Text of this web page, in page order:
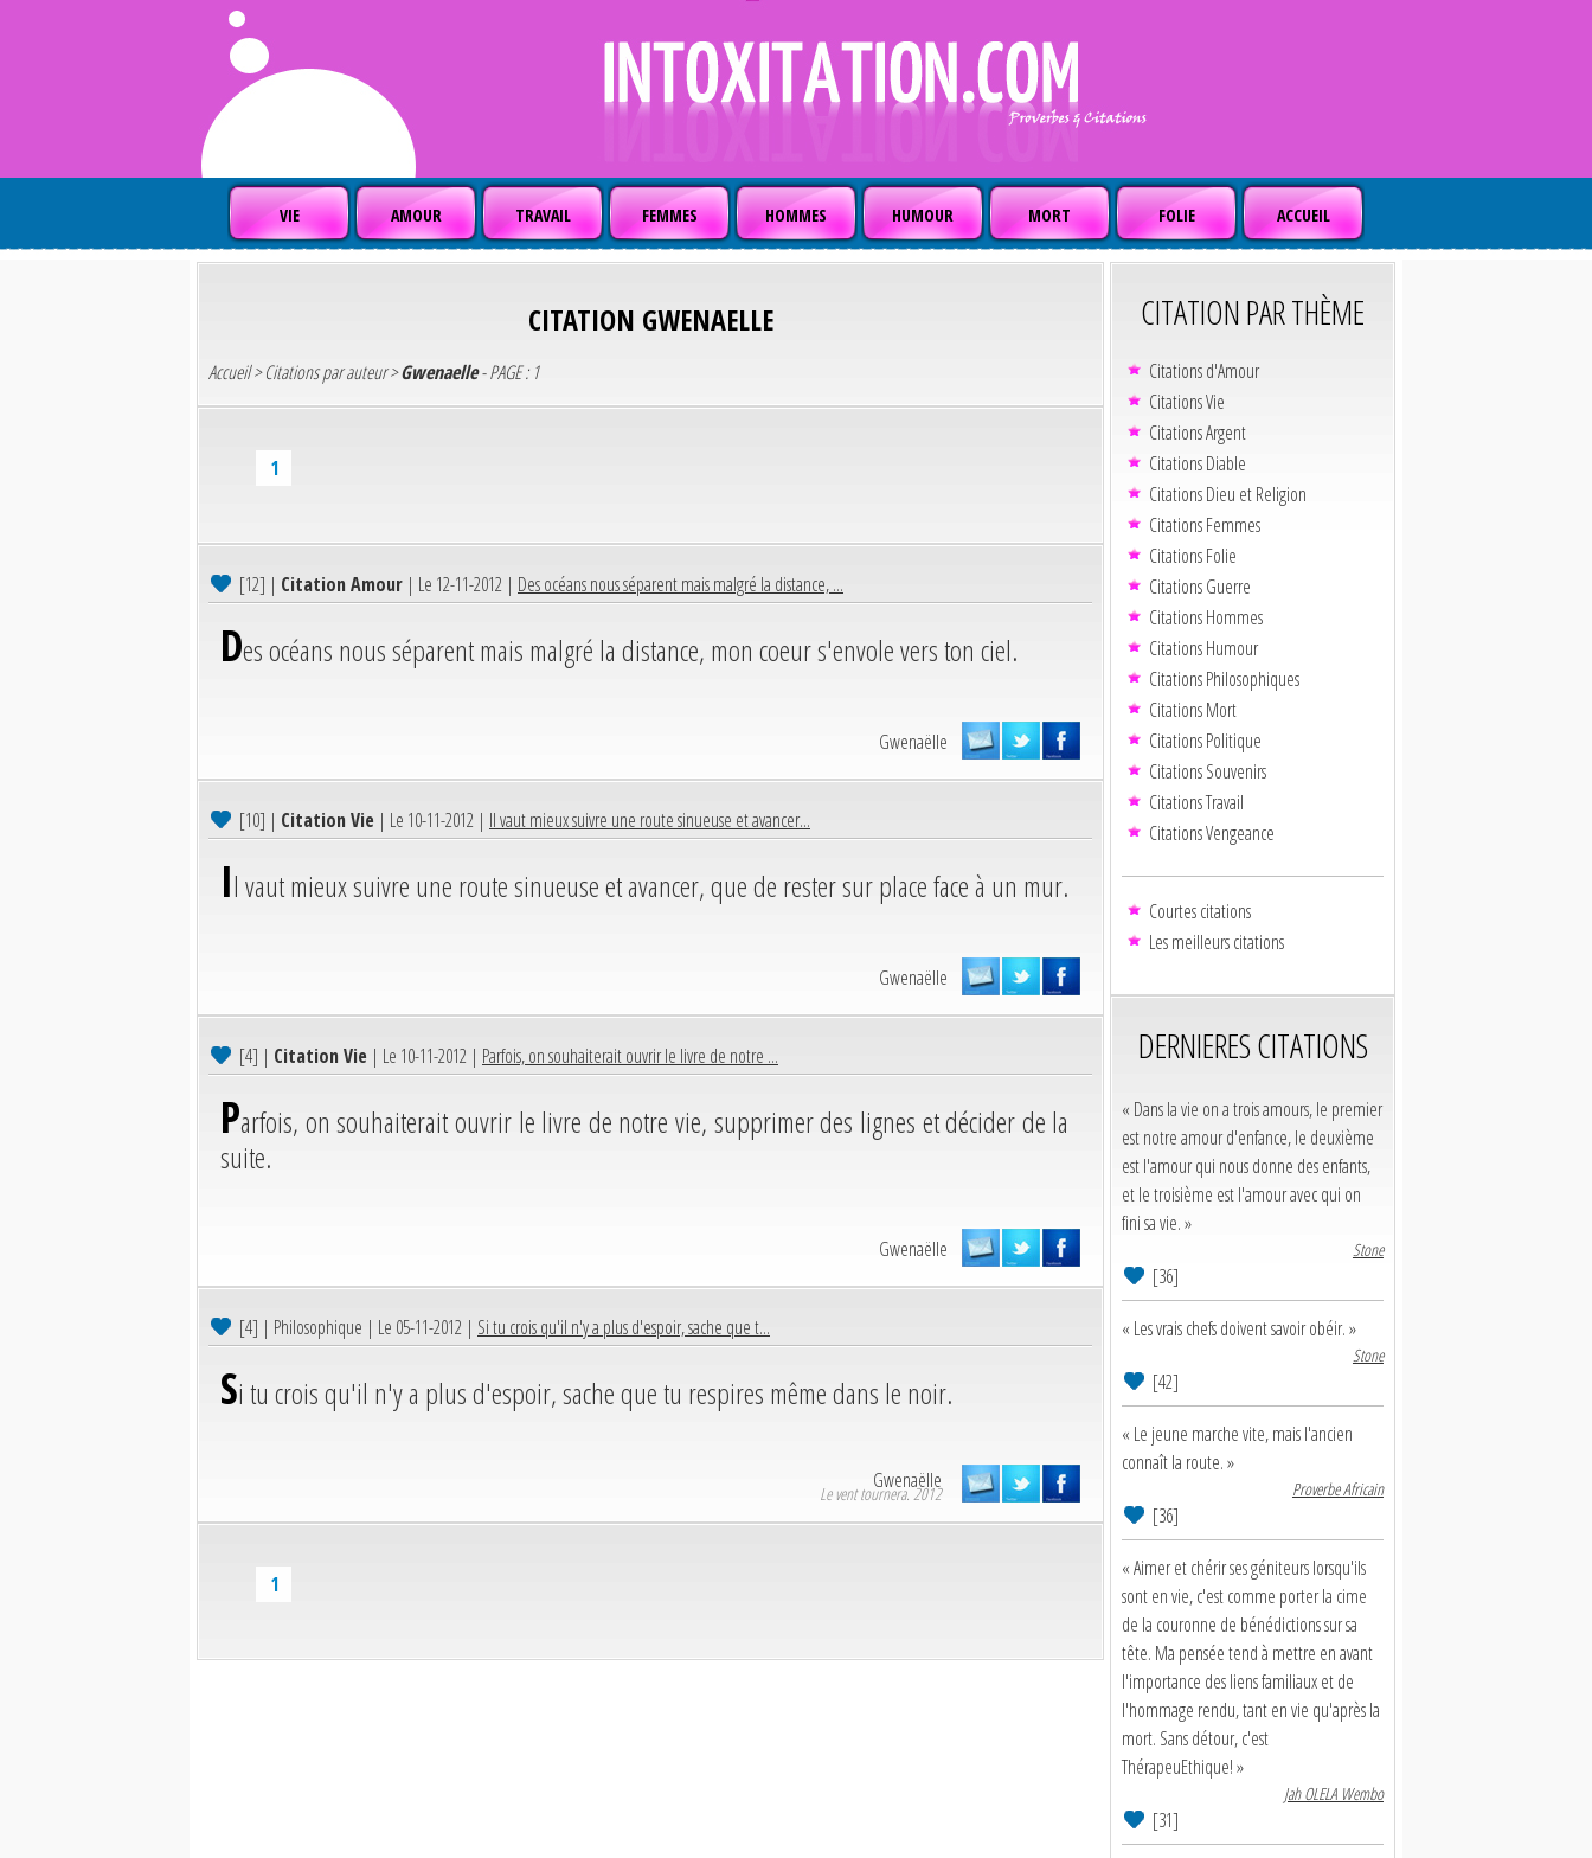
VIE AMOUR TRAVAIL FEMMES HOMMES HUMOUR MORT FOLIE ACCUEIL
CITATION GWENAELLE
Accueil>Citations par auteur>Gwenaelle- PAGE : 1
1
[12] | Citation Amour | Le 12-11-2012 | Des océans nous séparent mais malgré la distance, ...
Des océans nous séparent mais malgré la distance, mon coeur s'envole vers ton ciel.
Gwenaëlle
[10] | Citation Vie | Le 10-11-2012 | Il vaut mieux suivre une route sinueuse et avancer...
Il vaut mieux suivre une route sinueuse et avancer, que de rester sur place face à un mur.
Gwenaëlle
[4] | Citation Vie | Le 10-11-2012 | Parfois, on souhaiterait ouvrir le livre de notre ...
Parfois, on souhaiterait ouvrir le livre de notre vie, supprimer des lignes et décider de la
suite.
Gwenaëlle
[4] | Philosophique | Le 05-11-2012 | Si tu crois qu'il n'y a plus d'espoir, sache que t...
Si tu crois qu'il n'y a plus d'espoir, sache que tu respires même dans le noir.
Gwenaëlle
Le vent tournera. 2012
1
CITATION PAR THÈME
Citations d'Amour
Citations Vie
Citations Argent
Citations Diable
Citations Dieu et Religion
Citations Femmes
Citations Folie
Citations Guerre
Citations Hommes
Citations Humour
Citations Philosophiques
Citations Mort
Citations Politique
Citations Souvenirs
Citations Travail
Citations Vengeance
Courtes citations
Les meilleurs citations
DERNIERES CITATIONS
« Dans la vie on a trois amours, le premier
est notre amour d'enfance, le deuxième
est l'amour qui nous donne des enfants,
et le troisième est l'amour avec qui on
fini sa vie. »
Stone
[36]
« Les vrais chefs doivent savoir obéir. »
Stone
[42]
« Le jeune marche vite, mais l'ancien
connaît la route. »
Proverbe Africain
[36]
« Aimer et chérir ses géniteurs lorsqu'ils
sont en vie, c'est comme porter la cime
de la couronne de bénédictions sur sa
tête. Ma pensée tend à mettre en avant
l'importance des liens familiaux et de
l'hommage rendu, tant en vie qu'après la
mort. Sans détour, c'est
ThérapeuEthique! »
Jah OLELA Wembo
[31]